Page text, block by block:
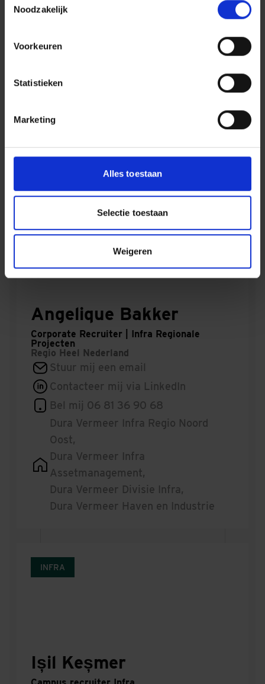
Noodzakelijk
Voorkeuren
Statistieken
Marketing
Alles toestaan
Selectie toestaan
Weigeren
Corporate Recruiter | Dura Vermeer Infra
Stuur mij een email
Bel mij 06 43 39 81 93
Projecten
West
Angelique Bakker
Corporate Recruiter | Infra Regionale
Projecten
Regio Heel Nederland
Stuur mij een email
Contacteer mij via LinkedIn
Bel mij 06 81 36 90 68
Dura Vermeer Infra Regio Noord
Oost,
Dura Vermeer Infra
Assetmanagement,
Dura Vermeer Divisie Infra,
Dura Vermeer Haven en Industrie
INFRA
Ișil Keșmer